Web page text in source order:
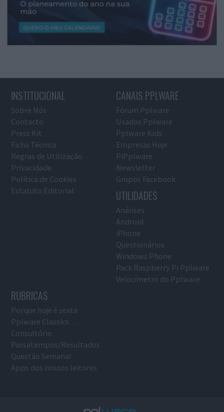
INSTITUCIONAL
Sobre Nós
Contacto
Press Kit
Ficha Técnica
Regras de Utilização
Privacidade
Política de Cookies
Estatuto Editorial
CANAIS PPLWARE
Fórum Pplware
Usados Pplware
Pplware Kids
Empresas Hoje
PiPplware
Newsletter
Grupos Facebook
UTILIDADES
Análises
Android
iPhone
Questionários
Windows Phone
Pack Raspberry Pi Pplware
Velocímetro do Pplware
RUBRICAS
Porque hoje é sexta
Pplware Classics…
Consultório
Passatempos/Resultados
Questão Semanal
Apps dos nossos leitores